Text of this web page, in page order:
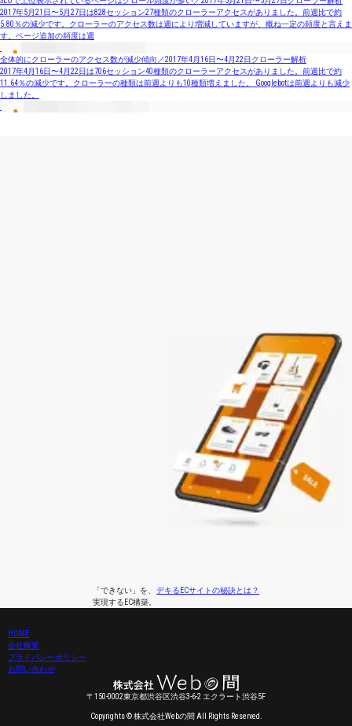
2017年5月21日〜5月27日は828セッション27種類のクローラーアクセスがありました。前週比で約
5.80％の減少です。クローラーのアクセス数は週により増減していますが、概ね一定の頻度と言えま
す。ページ追加の頻度は週
全体的にクローラーのアクセス数が減少傾向／2017年4月16日〜4月22日クローラー解析
2017年4月16日〜4月22日は706セッション40種類のクローラーアクセスがありました。前週比で約
11.64％の減少です。クローラーの種類は前週よりも10種類増えました。 Googlebotは前週よりも減少
しました。
「できない」 を、
実現するEC構築。
デキるECサイトの秘訣とは？
HOME
会社概要
プライバシーポリシー
お問い合わせ
〒150-0002東京都渋谷区渋谷3-6-2 エクラート渋谷5F
Copyrights © 株式会社Webの間 All Rights Reserved.